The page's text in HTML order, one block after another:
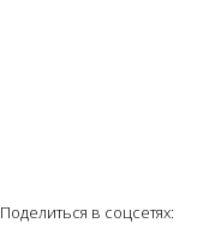
Поделиться в соцсетях: